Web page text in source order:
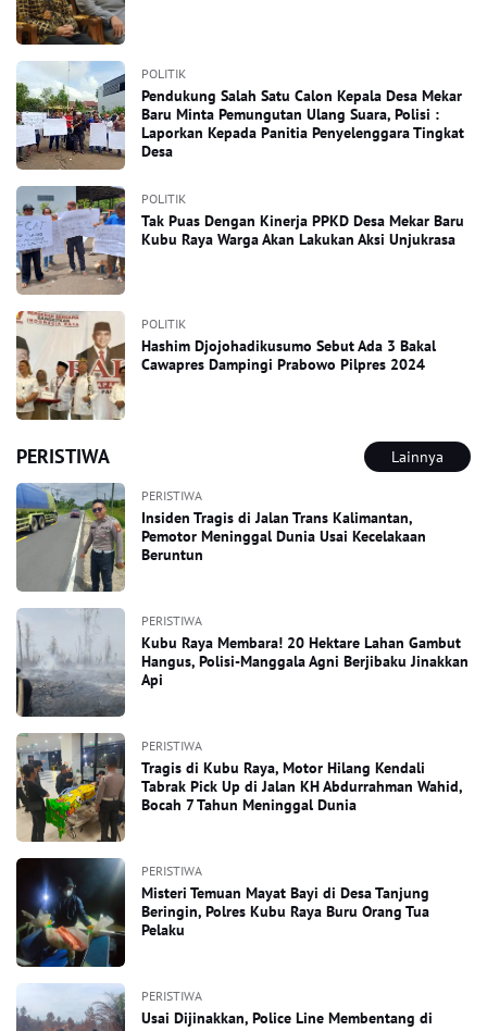
POLITIK
Pendukung Salah Satu Calon Kepala Desa Mekar
Baru Minta Pemungutan Ulang Suara, Polisi :
Laporkan Kepada Panitia Penyelenggara Tingkat
Desa
POLITIK
Tak Puas Dengan Kinerja PPKD Desa Mekar Baru
Kubu Raya Warga Akan Lakukan Aksi Unjukrasa
POLITIK
Hashim Djojohadikusumo Sebut Ada 3 Bakal
Cawapres Dampingi Prabowo Pilpres 2024
PERISTIWA Lainnya
PERISTIWA
Insiden Tragis di Jalan Trans Kalimantan,
Pemotor Meninggal Dunia Usai Kecelakaan
Beruntun
PERISTIWA
Kubu Raya Membara! 20 Hektare Lahan Gambut
Hangus, Polisi-Manggala Agni Berjibaku Jinakkan
Api
PERISTIWA
Tragis di Kubu Raya, Motor Hilang Kendali
Tabrak Pick Up di Jalan KH Abdurrahman Wahid,
Bocah 7 Tahun Meninggal Dunia
PERISTIWA
Misteri Temuan Mayat Bayi di Desa Tanjung
Beringin, Polres Kubu Raya Buru Orang Tua
Pelaku
PERISTIWA
Usai Dijinakkan, Police Line Membentang di